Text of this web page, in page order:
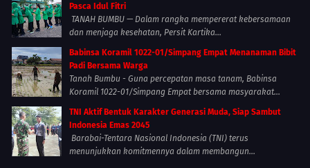
Pasca Idul Fitri
TANAH BUMBU — Dalam rangka mempererat kebersamaan
dan menjaga kesehatan, Persit Kartika...
Babinsa Koramil 1022-01/Simpang Empat Menanaman Bibit
Padi Bersama Warga
Tanah Bumbu - Guna percepatan masa tanam, Babinsa
Koramil 1022-01/Simpang Empat bersama masyarakat...
TNI Aktif Bentuk Karakter Generasi Muda, Siap Sambut
Indonesia Emas 2045
Barabai-Tentara Nasional Indonesia (TNI) terus
menunjukkan komitmennya dalam membangun...